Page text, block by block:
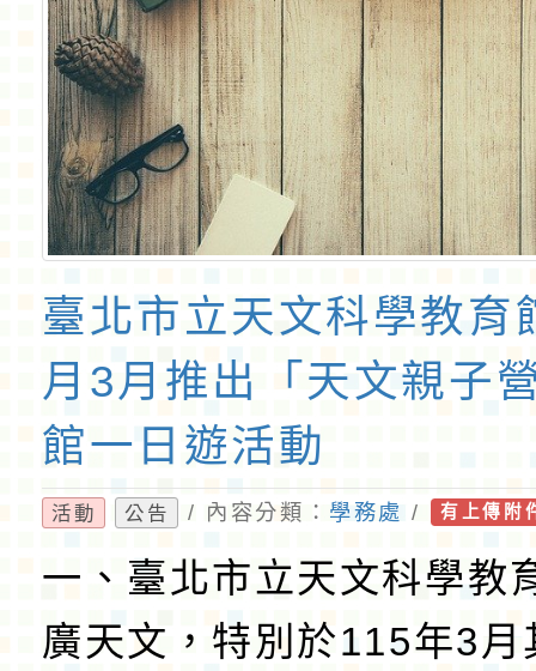
臺北市立天文科學教育
月3月推出「天文親子
館一日遊活動
活動 公告 / 內容分類： 學務處 / 有上傳附
一、臺北市立天文科學教
廣天文，特別於115年3月